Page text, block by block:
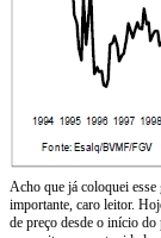
Acho que já coloquei esse
importante, caro leitor.
de preço desde o início